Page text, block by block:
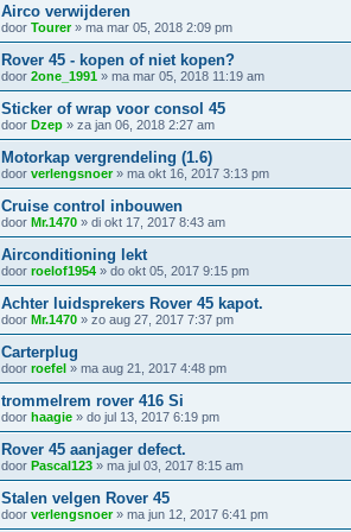
Airco verwijderen
door Tourer» ma mar 05, 2018 2:09 pm
Rover 45 - kopen of niet kopen?
door 2one_1991 » ma mar 05, 2018 11:19 am
Sticker of wrap voor consol 45
door Dzep » za jan 06, 2018 2:27 am
Motorkap vergrendeling (1.6)
door verlengsnoer» ma okt 16, 2017 3:13 pm
Cruise control inbouwen
door Mr.1470 » di okt 17, 2017 8:43 am
Airconditioning lekt
door roelof1954 » do okt 05, 2017 9:15 pm
Achter luidsprekers Rover 45 kapot.
door Mr.1470 » zo aug 27, 2017 7:37 pm
Carterplug
door roefel » ma aug 21, 2017 4:48 pm
trommelrem rover 416 Si
door haagie » do jul 13, 2017 6:19 pm
Rover 45 aanjager defect.
door Pascal123 » ma jul 03, 2017 8:15 am
Stalen velgen Rover 45
door verlengsnoer» ma jun 12, 2017 6:41 pm